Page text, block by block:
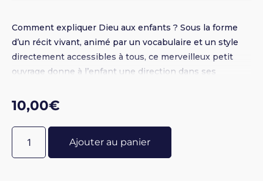
Comment expliquer Dieu aux enfants ? Sous la forme
d’un récit vivant, animé par un vocabulaire et un style
directement accessibles à tous, ce merveilleux petit
ouvrage donne à l’enfant une direction dans ses
ses potentialités. Les adultes y trouveront eux aussi un
réel enseignement.
10,00€
Ajouter au panier